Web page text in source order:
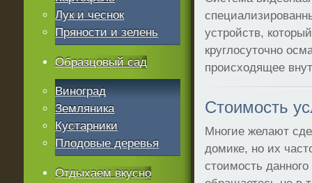
устройств,
круглосуточно
происходящее
Стоимость
Многие желают
домике, но их
стоимость
Лук и чеснок
Пряности и зелень
Образцовый сад
Виноград
Земляника
Кустарники
Плодовые деревья
Отдыхаем вкусно